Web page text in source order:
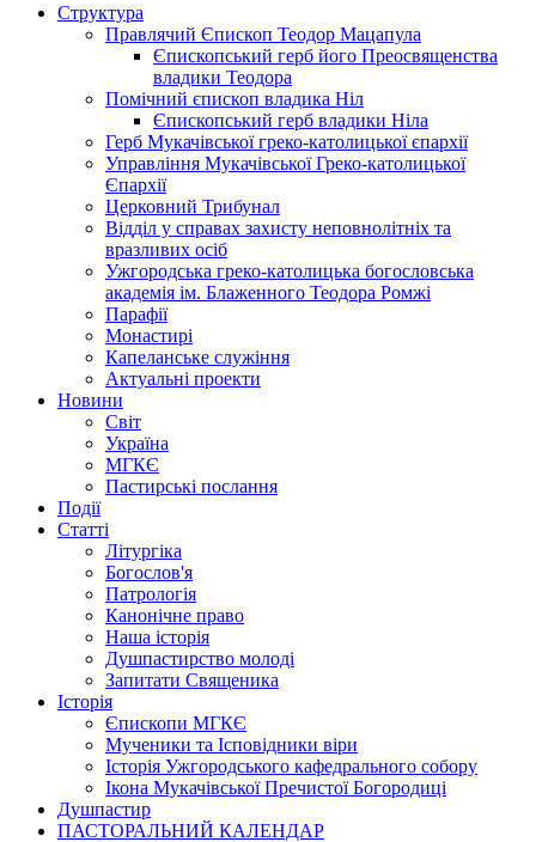
Структура
Правлячий Єпископ Теодор Мацапула
Єпископський герб його Преосвященства
владики Теодора
Помічний єпископ владика Ніл
Єпископський герб владики Ніла
Герб Мукачівської греко-католицької єпархії
Управління Мукачівської Греко-католицької
Єпархії
Церковний Трибунал
Відділ у справах захисту неповнолітніх та
вразливих осіб
Ужгородська греко-католицька богословська
академія ім. Блаженного Теодора Ромжі
Парафії
Монастирі
Капеланське служіння
Актуальні проекти
Новини
Світ
Україна
МГКЄ
Пастирські послання
Події
Статті
Літургіка
Богослов'я
Патрологія
Канонічне право
Наша історія
Душпастирство молоді
Запитати Священика
Історія
Єпископи МГКЄ
Мученики та Ісповідники віри
Історія Ужгородського кафедрального собору
Ікона Мукачівської Пречистої Богородиці
Душпастир
ПАСТОРАЛЬНИЙ КАЛЕНДАР